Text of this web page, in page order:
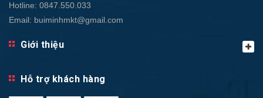
Hotline: 0847.550.033
Email: buiminhmkt@gmail.com
Giới thiệu
Hỗ trợ khách hàng